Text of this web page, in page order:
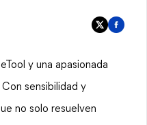
y una apasionada
sensibilidad y
no solo resuelven